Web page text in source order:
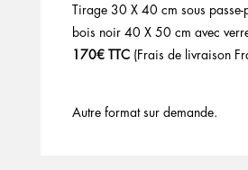
Tirage 30 X 40 cm sous
bois noir 40 X 50 cm avec
170€ TTC(Frais de livraison
Autre format sur demande.